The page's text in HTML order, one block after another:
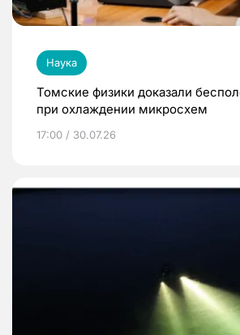
Наука
Томские физики доказали
при охлаждении микросхем
17:00 / 30.07.26